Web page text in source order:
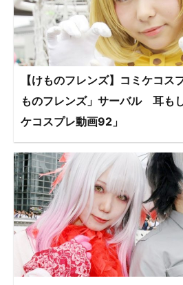
【けものフレンズ】コミケコス
ものフレンズ」サーバル 耳も
ケコスプレ動画92」